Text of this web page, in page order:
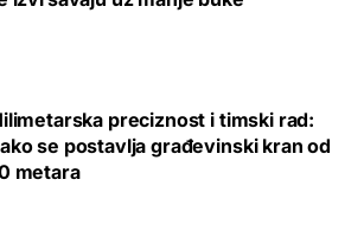
preciznost i timski rad:
se postavlja građevinski kran od
metara